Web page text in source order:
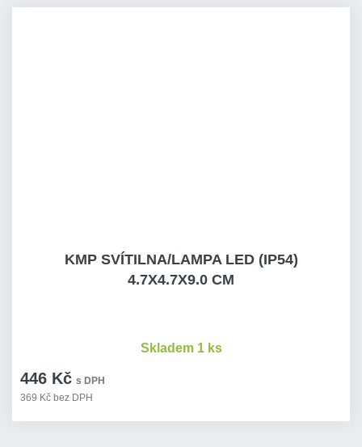
KMP SVÍTILNA/LAMPA LED (IP54)
4.7X4.7X9.0 CM
446 Kč s DPH
369 Kč bez DPH
Skladem 1 ks